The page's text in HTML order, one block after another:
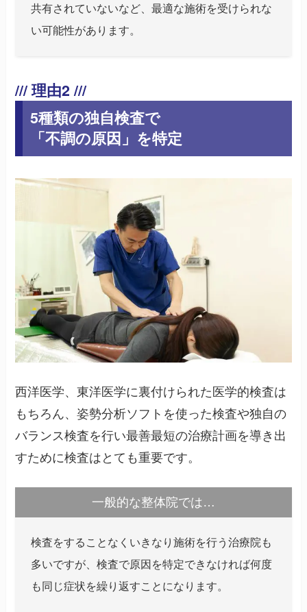
共有されていないなど、最適な施術を受けられな
い可能性があります。
5種類の独自検査で
「不調の原因」を特定
西洋医学、東洋医学に裏付けられた医学的検査は
もちろん、姿勢分析ソフトを使った検査や独自の
バランス検査を行い最善最短の治療計画を導き出
すために検査はとても重要です。
一般的な整体院では…
検査をすることなくいきなり施術を行う治療院も
多いですが、検査で原因を特定できなければ何度
も同じ症状を繰り返すことになります。